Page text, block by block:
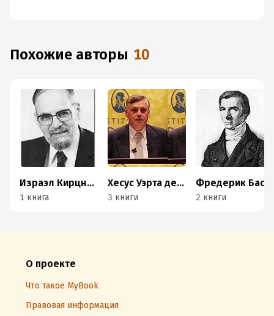
Похожие авторы 10
Израэл Кирцнер
1 книга
Хесус Уэрта де Сото
3 книги 2 книги
О проекте
Что такое MyBook
Правовая информация